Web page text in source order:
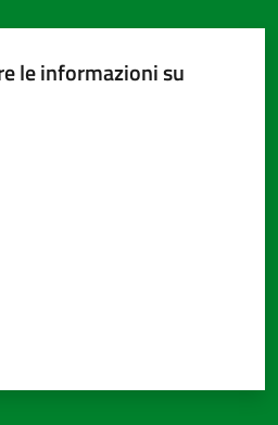
le informazioni su